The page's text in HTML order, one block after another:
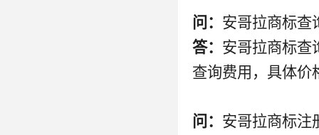
问： 安哥拉商标查
答： 安哥拉商标查
查询费用，具体价
问： 安哥拉商标注